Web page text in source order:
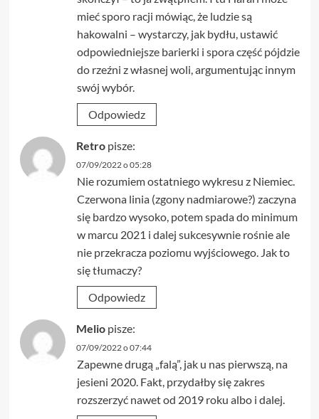
mieć sporo racji mówiąc, że ludzie są
hakowalni – wystarczy, jak bydłu, ustawić
odpowiedniejsze barierki i spora część pójdzie
do rzeźni z własnej woli, argumentując innym
swój wybór.
Odpowiedz
Retro pisze:
07/09/2022 o 05:28
Nie rozumiem ostatniego wykresu z Niemiec.
Czerwona linia (zgony nadmiarowe?) zaczyna
się bardzo wysoko, potem spada do minimum
w marcu 2021 i dalej sukcesywnie rośnie ale
nie przekracza poziomu wyjściowego. Jak to
się tłumaczy?
Odpowiedz
Melio pisze:
07/09/2022 o 07:44
Zapewne drugą „falą”, jak u nas pierwszą, na
jesieni 2020. Fakt, przydałby się zakres
rozszerzyć nawet od 2019 roku albo i dalej.